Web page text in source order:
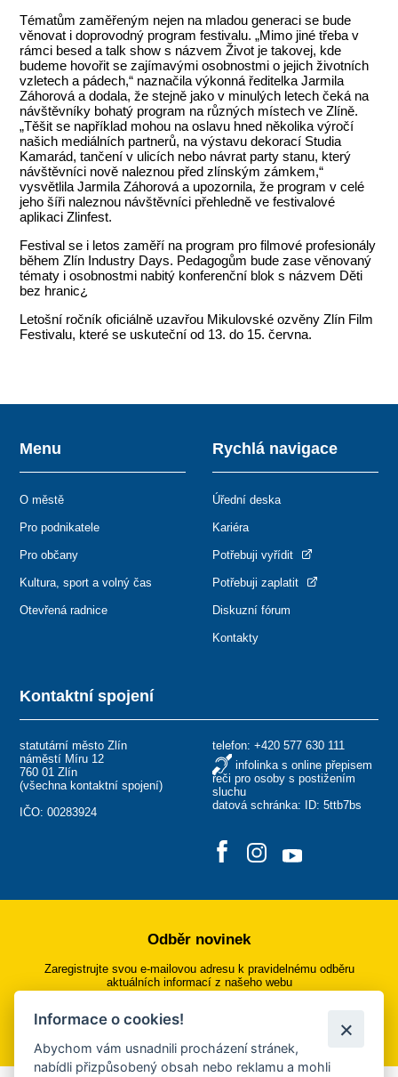
Tématům zaměřeným nejen na mladou generaci se bude
věnovat i doprovodný program festivalu. „Mimo jiné třeba v
rámci besed a talk show s názvem Život je takovej, kde
budeme hovořit se zajímavými osobnostmi o jejich životních
vzletech a pádech,“ naznačila výkonná ředitelka Jarmila
Záhorová a dodala, že stejně jako v minulých letech čeká na
návštěvníky bohatý program na různých místech ve Zlíně.
„Těšit se například mohou na oslavu hned několika výročí
našich mediálních partnerů, na výstavu dekorací Studia
Kamarád, tančení v ulicích nebo návrat party stanu, který
návštěvníci nově naleznou před zlínským zámkem,“
vysvětlila Jarmila Záhorová a upozornila, že program v celé
jeho šíři naleznou návštěvníci přehledně ve festivalové
aplikaci Zlinfest.
Festival se i letos zaměří na program pro filmové profesionály
během Zlín Industry Days. Pedagogům bude zase věnovaný
tématy i osobnostmi nabitý konferenční blok s názvem Děti
bez hranic¿
Letošní ročník oficiálně uzavřou Mikulovské ozvěny Zlín Film
Festivalu, které se uskuteční od 13. do 15. června.
Kontaktní spojení
statutární město Zlín
náměstí Míru 12
760 01 Zlín
(všechna kontaktní spojení)
IČO: 00283924
telefon: +420 577 630 111
infolinka s online přepisem
řeči pro osoby s postižením
sluchu
datová schránka: ID: 5ttb7bs
Menu
O městě
Pro podnikatele
Pro občany
Kultura, sport a volný čas
Otevřená radnice
Rychlá navigace
Úřední deska
Kariéra
Potřebuji vyřídit
Potřebuji zaplatit
Diskuzní fórum
Kontakty
Odběr novinek
Zaregistrujte svou e-mailovou adresu k pravidelnému odběru
aktuálních informací z našeho webu
Přihlásit se k odběru
Informace o cookies!
Abychom vám usnadnili procházení stránek,
nabídli přizpůsobený obsah nebo reklamu a mohli